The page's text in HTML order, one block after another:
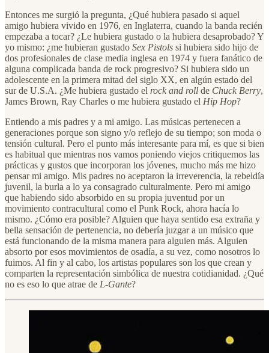
Entonces me surgió la pregunta, ¿Qué hubiera pasado si aquel
amigo hubiera vivido en 1976, en Inglaterra, cuando la banda recién
empezaba a tocar? ¿Le hubiera gustado o la hubiera desaprobado? Y
yo mismo: ¿me hubieran gustado Sex Pistols si hubiera sido hijo de
dos profesionales de clase media inglesa en 1974 y fuera fanático de
alguna complicada banda de rock progresivo? Si hubiera sido un
adolescente en la primera mitad del siglo XX, en algún estado del
sur de U.S.A. ¿Me hubiera gustado el rock and roll de Chuck Berry,
James Brown, Ray Charles o me hubiera gustado el Hip Hop?
Entiendo a mis padres y a mi amigo. Las músicas pertenecen a
generaciones porque son signo y/o reflejo de su tiempo; son moda o
tensión cultural. Pero el punto más interesante para mí, es que si bien
es habitual que mientras nos vamos poniendo viejos critiquemos las
prácticas y gustos que incorporan los jóvenes, mucho más me hizo
pensar mi amigo. Mis padres no aceptaron la irreverencia, la rebeldía
juvenil, la burla a lo ya consagrado culturalmente. Pero mi amigo
que habiendo sido absorbido en su propia juventud por un
movimiento contracultural como el Punk Rock, ahora hacía lo
mismo. ¿Cómo era posible? Alguien que haya sentido esa extraña y
bella sensación de pertenencia, no debería juzgar a un músico que
está funcionando de la misma manera para alguien más. Alguien
absorto por esos movimientos de osadía, a su vez, como nosotros lo
fuimos. Al fin y al cabo, los artistas populares son los que crean y
comparten la representación simbólica de nuestra cotidianidad. ¿Qué
no es eso lo que atrae de L-Gante?